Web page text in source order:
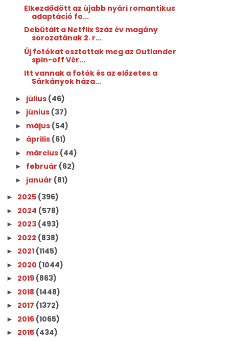
Elkezdődött az újabb nyári romantikus
adaptáció fo...
Debütált a Netflix Száz év magány
sorozatának 2. r...
Új fotókat osztottak meg az Outlander
spin-off Vér...
Itt vannak a fotók és az előzetes a
Sárkányok háza...
► július (46)
► június (37)
► május (54)
► április (61)
► március (44)
► február (62)
► január (81)
► 2025 (396)
► 2024 (578)
► 2023 (493)
► 2022 (838)
► 2021 (1145)
► 2020 (1044)
► 2019 (863)
► 2018 (1448)
► 2017 (1372)
► 2016 (1065)
► 2015 (434)